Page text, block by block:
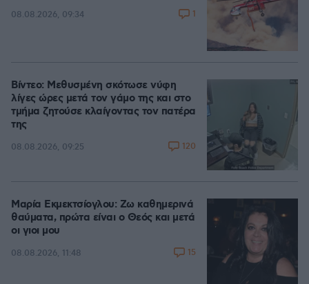
08.08.2026, 09:34 1
Βίντεο: Μεθυσμένη σκότωσε νύφη
λίγες ώρες μετά τον γάμο της και στο
τμήμα ζητούσε κλαίγοντας τον πατέρα
της
08.08.2026, 09:25 120
Μαρία Εκμεκτσίογλου: Ζω καθημερινά
θαύματα, πρώτα είναι ο Θεός και μετά
οι γιοι μου
08.08.2026, 11:48 15